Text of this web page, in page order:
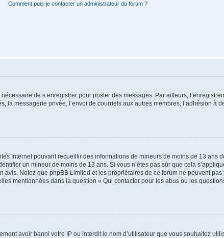
Comment puis-je contacter un administrateur du forum ?
de s’enregistrer pour poster des messages. Par ailleurs,
messagerie privée, l’envoi de courriels aux autres membres, l’adhésion à
Internet pouvant recueillir des informations de mineurs de moins de 13 ans
un mineur de moins de 13 ans. Si vous n’êtes pas sûr que cela
Notez que phpBB Limited et les propriétaires de ce forum ne peuvent
mentionnées dans la question « Qui contacter pour les abus ou les
avoir banni votre IP ou interdit le nom d’utilisateur que vous souhaitez